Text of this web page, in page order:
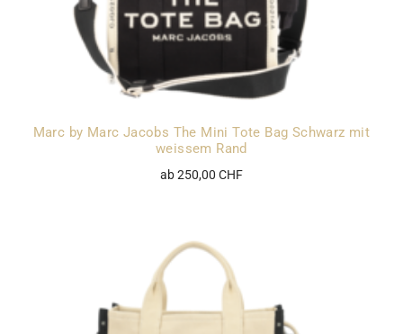
Marc by Marc Jacobs The Mini Tote Bag Schwarz mit
weissem Rand
ab 250,00 CHF